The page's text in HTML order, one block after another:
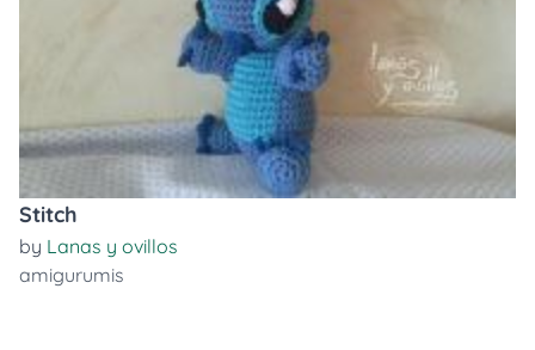
Stitch
by Lanas y ovillos
amigurumis